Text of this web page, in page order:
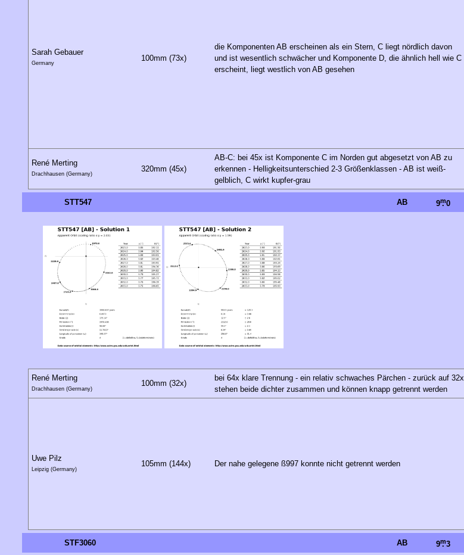
Sarah Gebauer
Germany
100mm (73x)
die Komponenten AB erscheinen als ein Stern, C liegt nördlich davon
und ist wesentlich schwächer und Komponente D, die ähnlich hell wie C
erscheint, liegt westlich von AB gesehen
René Merting
Drachhausen (Germany)
320mm (45x)
AB-C: bei 45x ist Komponente C im Norden gut abgesetzt von AB zu
erkennen - Helligkeitsunterschied 2-3 Größenklassen - AB ist weiß-
gelblich, C wirkt kupfer-grau
STT547 AB 9m
. 0
René Merting
Drachhausen (Germany)
100mm (32x)
bei 64x klare Trennung - ein relativ schwaches Pärchen - zurück auf 32x
stehen beide dichter zusammen und können knapp getrennt werden
Uwe Pilz
Leipzig (Germany)
105mm (144x) Der nahe gelegene ß997 konnte nicht getrennt werden
STF3060 AB 9m
. 3